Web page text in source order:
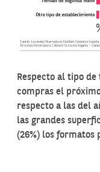
Respecto al tipo
compras el
respecto a las del
las grandes
(26%) los formatos